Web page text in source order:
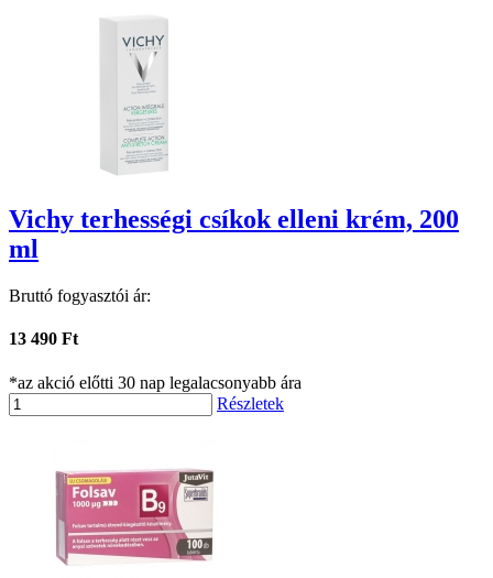
Vichy terhességi csíkok elleni krém, 200
ml
Bruttó fogyasztói ár:
13 490 Ft
*az akció előtti 30 nap legalacsonyabb ára
Részletek